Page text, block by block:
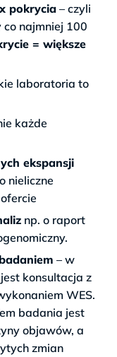
pokrycia– czyli
najmniej 100
= większe
laboratoria to
każde
ekspansji
nieliczne
np. o raport
– w
konsultacja z
WES.
badania jest
objawów, a
zmian